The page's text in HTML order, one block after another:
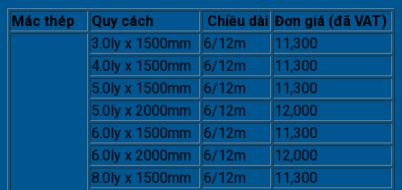
Mác thép Quy cách Chiều dài Đơn giá (đã VAT)
3.0ly x 1500mm 6/12m
11,300
4.0ly x 1500mm
6/12m
11,300
5.0ly x 1500mm
6/12m
11,300
5.0ly x 2000mm
6/12m
12,000
6.0ly x 1500mm
6/12m
11,300
6.0ly x 2000mm
6/12m
12,000
8.0ly x 1500mm
6/12m
11,300